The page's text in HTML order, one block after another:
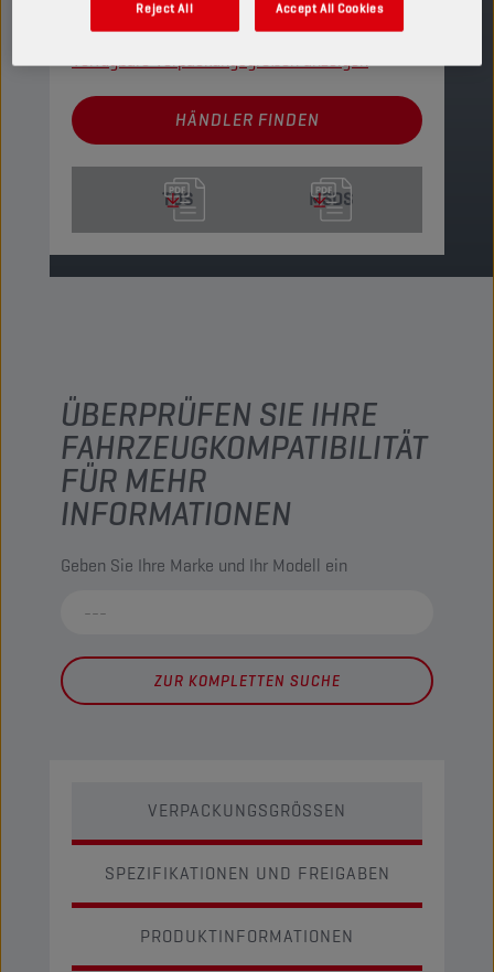
PRODUKT: 15756
Verfügbare Verpackungsgrößen anzeigen
HÄNDLER FINDEN
TDS MSDS
ÜBERPRÜFEN SIE IHRE
FAHRZEUGKOMPATIBILITÄT
FÜR MEHR
INFORMATIONEN
Geben Sie Ihre Marke und Ihr Modell ein
ZUR KOMPLETTEN SUCHE
VERPACKUNGSGRÖSSEN
SPEZIFIKATIONEN UND FREIGABEN
PRODUKTINFORMATIONEN
Reject All Accept All Cookies